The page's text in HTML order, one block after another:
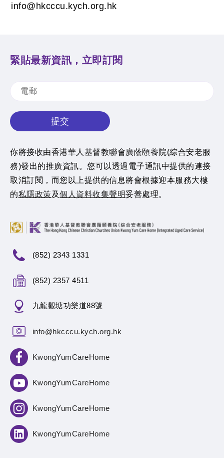
info@hkcccu.kych.org.hk
緊貼最新資訊，立即訂閱
提交
你將接收由香港華人基督教聯會廣蔭頤養院(綜合安老服
務)發出的推廣資訊。您可以透過電子通訊中提供的連接
取消訂閱，而您以上提供的信息將會根據迎本服務大樓
的私隱政策及個人資料收集聲明妥善處理。
(852) 2343 1331
(852) 2357 4511
九龍觀塘功樂道88號
info@hkcccu.kych.org.hk
KwongYumCareHome
KwongYumCareHome
KwongYumCareHome
KwongYumCareHome